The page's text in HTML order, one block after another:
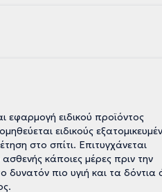
εφαρμογή ειδικού προϊόντος
ειδικούς
στο σπίτι. Επιτυγχάνεται
κάποιες μέρες πριν την